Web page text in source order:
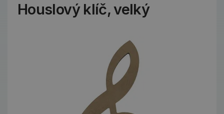
Houslový klíč, velký